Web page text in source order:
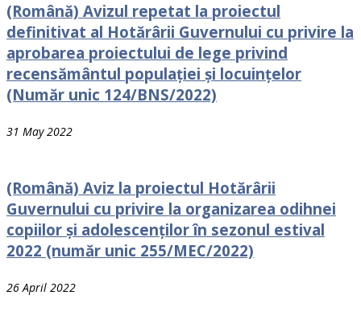
(Română) Avizul repetat la proiectul
definitivat al Hotărârii Guvernului cu privire la
aprobarea proiectului de lege privind
recensământul populației și locuințelor
(Număr unic 124/BNS/2022)
31 May 2022
(Română) Aviz la proiectul Hotărârii
Guvernului cu рrivire la organizarea odihnei
сорiilоr și adolescenților în sezonul estival
2022 (număr unic 255/MEC/2022)
26 April 2022